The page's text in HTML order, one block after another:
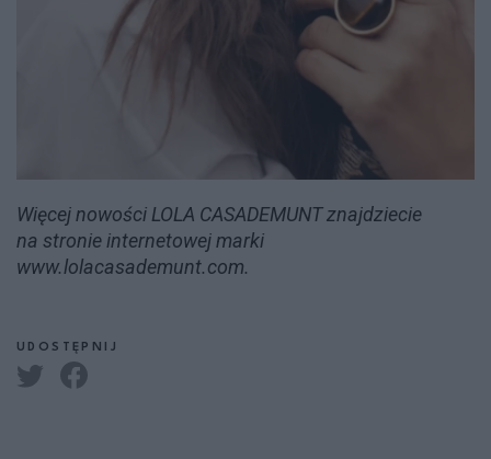
Więcej nowości LOLA CASADEMUNT znajdziecie
na stronie internetowej marki
www.lolacasademunt.com.
UDOSTĘPNIJ